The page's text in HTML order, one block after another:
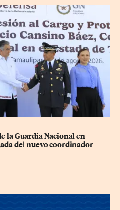
la Guardia Nacional en
del nuevo coordinador